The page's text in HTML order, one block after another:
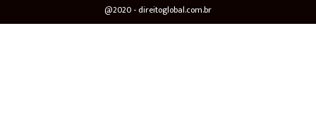
@2020 - direitoglobal.com.br